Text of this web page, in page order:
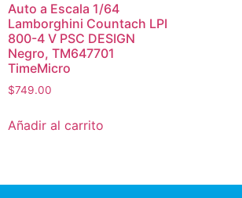
Auto a Escala 1/64
Lamborghini Countach LPI
800-4 V PSC DESIGN
Negro, TM647701
TimeMicro
$749.00
Añadir al carrito